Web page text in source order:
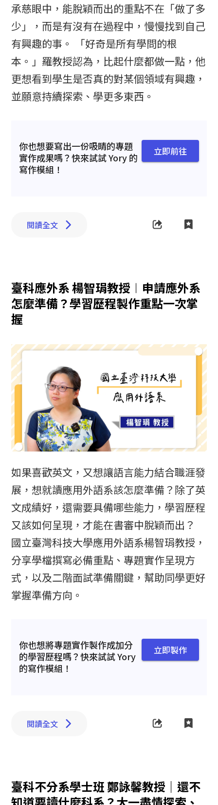
承慈眼中，能脫穎而出的重點不在「做了多
少」，而是有沒有在過程中，慢慢找到自己
有興趣的事。 「好奇是所有學問的根
本。」羅教授認為，比起什麼都做一點，他
更想看到學生是否真的對某個領域有興趣，
並願意持續探索、學更多東西。
你也想要寫出一份吸睛的專題
實作成果嗎？快來試試 Yory 的
寫作模組！
立即前往
閱讀全文
臺科應外系 楊智琄教授︱申請應外系
怎麼準備？學習歷程製作重點一次掌
握
如果喜歡英文，又想讓語言能力結合職涯發
展，想就讀應用外語系該怎麼準備？除了英
文成績好，還需要具備哪些能力，學習歷程
又該如何呈現，才能在書審中脫穎而出？
國立臺灣科技大學應用外語系楊智琄教授，
分享學檔撰寫必備重點、專題實作呈現方
式，以及二階面試準備關鍵，幫助同學更好
掌握準備方向。
你也想將專題實作製作成加分
的學習歷程嗎？快來試試 Yory
的寫作模組！
立即製作
閱讀全文
臺科不分系學士班 鄭詠馨教授｜還不